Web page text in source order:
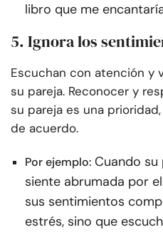
libro que me
5. Ignora los
Escuchan con atención y
su pareja. Reconocer y
su pareja es una
de acuerdo.
Por ejemplo: Cuando su
siente abrumada por
sus sentimientos
estrés, sino que